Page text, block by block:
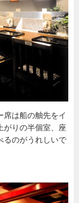
席は船の舳先をイ
がりの半個室、座
るのがうれしいで